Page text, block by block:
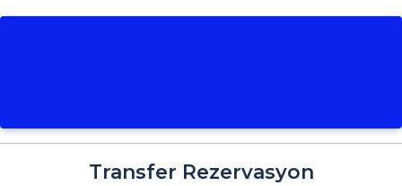
Transfer Rezervasyon